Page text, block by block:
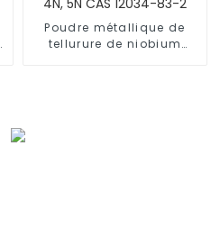
Poudre métallique de
tellurure de niobium